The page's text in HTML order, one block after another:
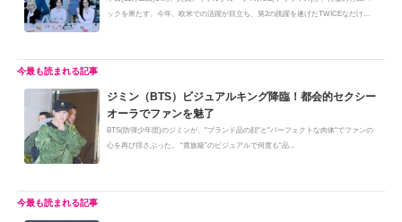
ックを果たす。今年、欧米での活躍が目立ち、第2の跳躍を遂げたTWICEなだけ
ジミン（BTS）ビジュアルキング降臨！都会的セクシー
オーラでファンを魅了
BTS(防弾少年団)のジミンが、"ブランド品の顔"と"パーフェクトな肉体"でファンの
心を再び揺さぶった。 “貴族級”のビジュアルで何度も“品...